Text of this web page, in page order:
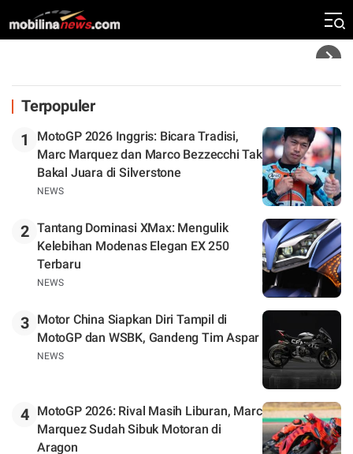
Silverstone. Seri Selanjutnya Belum Jelas
Terpopuler
1
MotoGP 2026 Inggris: Bicara Tradisi,
Marc Marquez dan Marco Bezzecchi Tak
Bakal Juara di Silverstone
NEWS
2 Tantang Dominasi XMax: Mengulik
Kelebihan Modenas Elegan EX 250
Terbaru
NEWS
3
Motor China Siapkan Diri Tampil di
MotoGP dan WSBK, Gandeng Tim Aspar
NEWS
4
MotoGP 2026: Rival Masih Liburan, Marc
Marquez Sudah Sibuk Motoran di
Aragon